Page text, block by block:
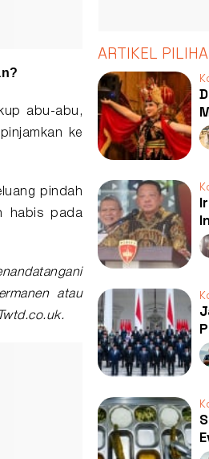
abu-abu,
ke
pindah
habis pada
atau
Twtd.co.uk.
ARTIKEL